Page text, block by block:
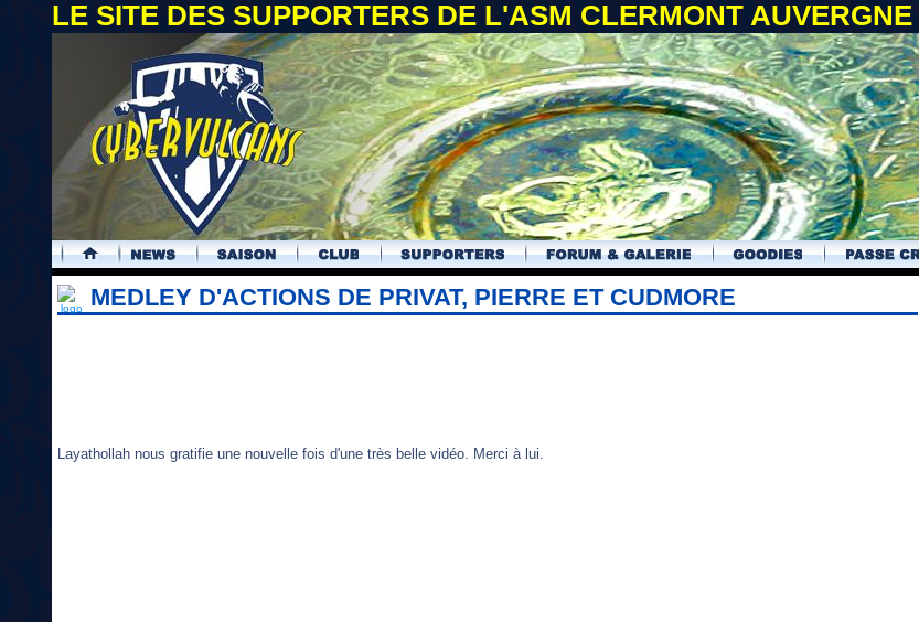
LE SITE DES SUPPORTERS DE L'ASM CLERMONT AUVERGNE
.
MEDLEY D'ACTIONS DE PRIVAT, PIERRE ET CUDMORE
Layathollah nous gratifie une nouvelle fois d'une très belle vidéo. Merci à lui.